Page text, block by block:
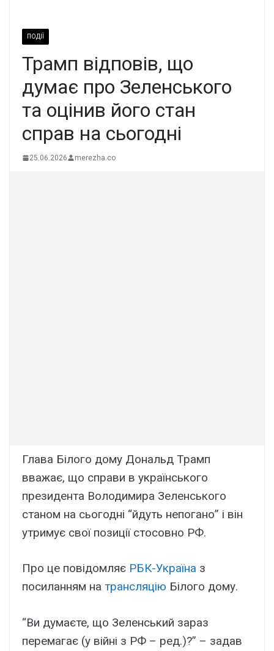
ПОДІЇ
Трамп відповів, що
думає про Зеленського
та оцінив його стан
справ на сьогодні
25.06.2026 merezha.co
Глава Білого дому Дональд Трамп
вважає, що справи в українського
президента Володимира Зеленського
станом на сьогодні “йдуть непогано” і він
утримує свої позиції стосовно РФ.
Про це повідомляє РБК-Україна з
посиланням на трансляцію Білого дому.
“Ви думаєте, що Зеленський зараз
перемагає (у війні з РФ – ред.)?” – задав